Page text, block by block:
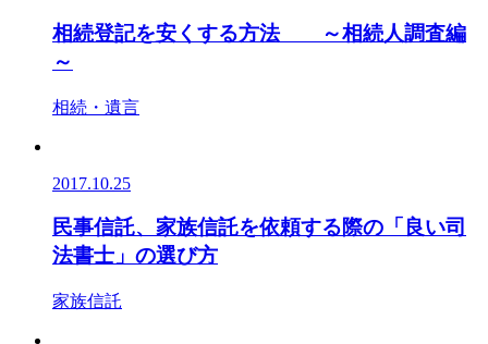
相続登記を安くする方法 ～相続人調査編
～
相続・遺言
2017.10.25
民事信託、家族信託を依頼する際の「良い司
法書士」の選び方
家族信託